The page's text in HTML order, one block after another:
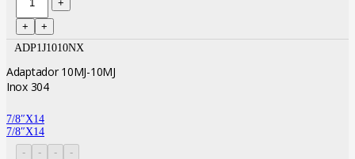
ADP1J1010NX
Adaptador 10MJ-10MJ
Inox 304
7/8″X14
7/8″X14